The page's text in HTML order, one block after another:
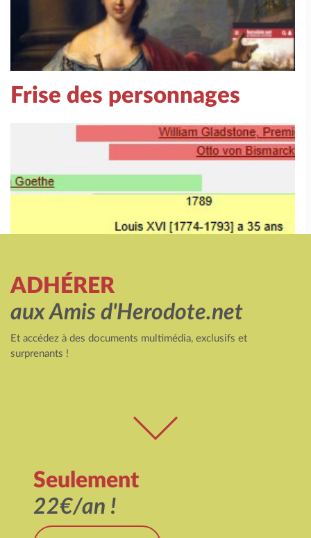
Frise des personnages
ADHÉRER
aux Amis d'Herodote.net
Et accédez à des documents multimédia, exclusifs et
surprenants !
Seulement
22€/an !